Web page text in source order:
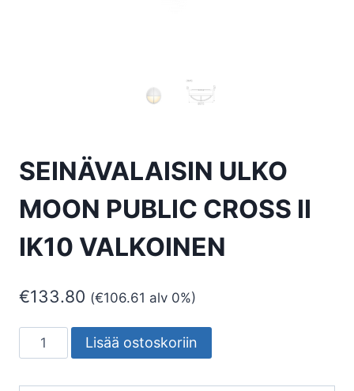
SEINÄVALAISIN ULKO
MOON PUBLIC CROSS II
IK10 VALKOINEN
€133.80 (€106.61 alv 0%)
SEINÄVALAISIN
ULKO
Lisää ostoskoriin